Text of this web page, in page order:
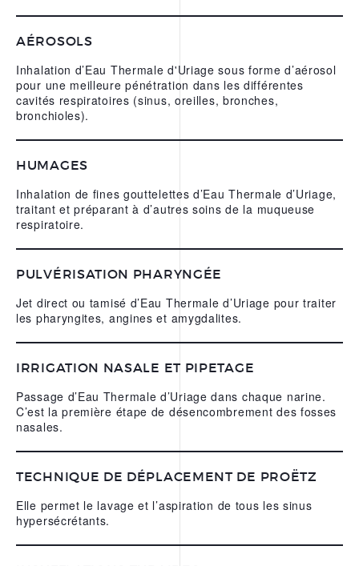
AÉROSOLS
Inhalation d’Eau Thermale d'Uriage sous forme d’aérosol
pour une meilleure pénétration dans les différentes
cavités respiratoires (sinus, oreilles, bronches,
bronchioles).
HUMAGES
Inhalation de fines gouttelettes d’Eau Thermale d’Uriage,
traitant et préparant à d’autres soins de la muqueuse
respiratoire.
PULVÉRISATION PHARYNGÉE
Jet direct ou tamisé d’Eau Thermale d’Uriage pour traiter
les pharyngites, angines et amygdalites.
IRRIGATION NASALE ET PIPETAGE
Passage d’Eau Thermale d’Uriage dans chaque narine.
C’est la première étape de désencombrement des fosses
nasales.
TECHNIQUE DE DÉPLACEMENT DE PROËTZ
Elle permet le lavage et l’aspiration de tous les sinus
hypersécrétants.